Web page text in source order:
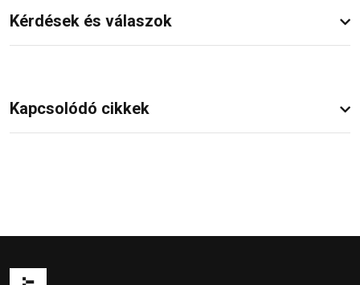
Kérdések és válaszok
Kapcsolódó cikkek